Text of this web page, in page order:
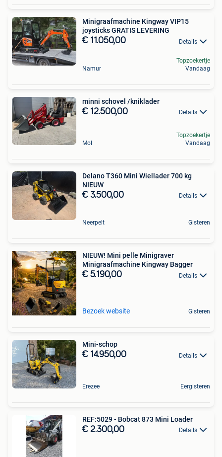
Minigraafmachine Kingway VIP15
joysticks GRATIS LEVERING
€ 11.050,00 Details
Namur
Topzoekertje
Vandaag
minni schovel /kniklader
€ 12.500,00 Details
Mol
Topzoekertje
Vandaag
Delano T360 Mini Wiellader 700 kg
NIEUW
€ 3.500,00 Details
Neerpelt Gisteren
NIEUW! Mini pelle Minigraver
Minigraafmachine Kingway Bagger
€ 5.190,00 Details
Bezoek website Gisteren
Mini-schop
€ 14.950,00 Details
Erezee Eergisteren
REF:5029 - Bobcat 873 Mini Loader
€ 2.300,00 Details